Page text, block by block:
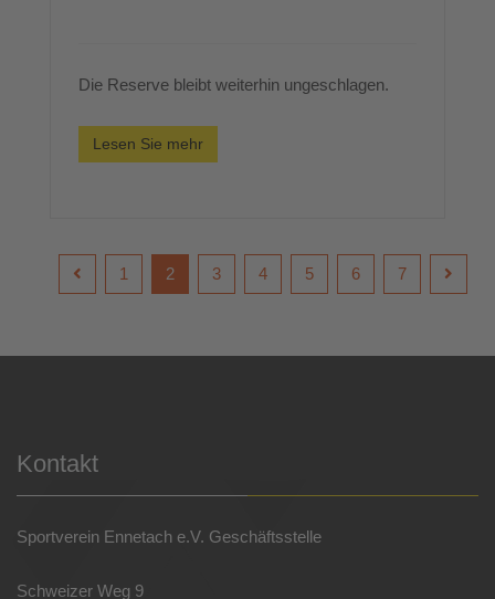
Die Reserve bleibt weiterhin ungeschlagen.
Lesen Sie mehr
1 2 3 4 5 6 7
Kontakt
Sportverein Ennetach e.V. Geschäftsstelle
Schweizer Weg 9